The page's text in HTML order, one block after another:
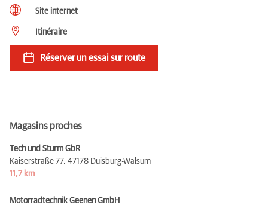
Site internet
Itinéraire
Réserver un essai sur route
Magasins proches
Tech und Sturm GbR
Kaiserstraße 77, 47178 Duisburg-Walsum
11,7 km
Motorradtechnik Geenen GmbH